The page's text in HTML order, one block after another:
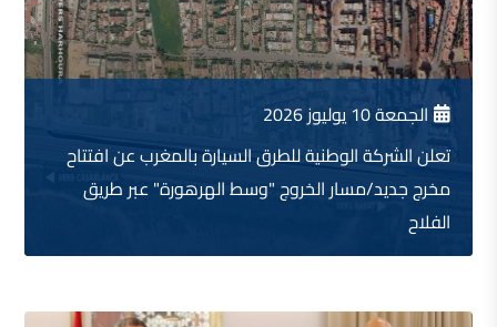
الجمعة 10 يوليوز 2026
تعلن الشركة الوطنية للطرق السيارة بالمغرب عن افتتاح
مخرج جديد/مسار الخروج "وسط الهرهورة" عبر طريق
الفلاح